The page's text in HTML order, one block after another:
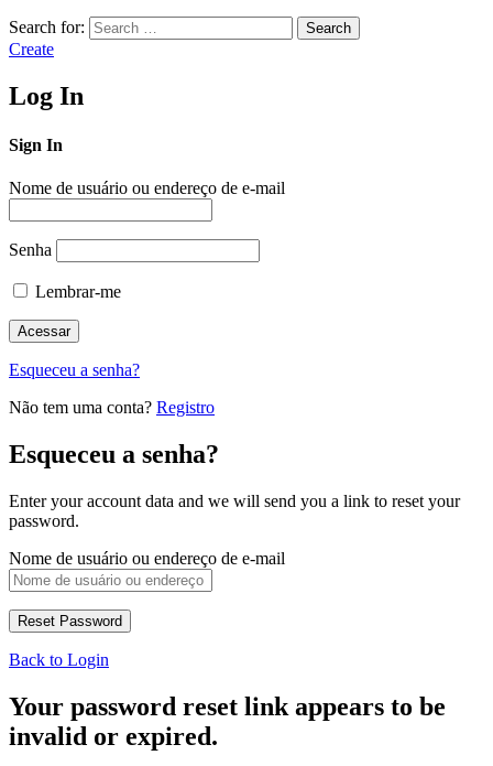
Search for: Search
Create
Log In
Sign In
Nome de usuário ou endereço de e-mail
Senha
Lembrar-me
Esqueceu a senha?
Não tem uma conta? Registro
Esqueceu a senha?
Enter your account data and we will send you a link to reset your
password.
Nome de usuário ou endereço de e-mail
Back to Login
Your password reset link appears to be
invalid or expired.